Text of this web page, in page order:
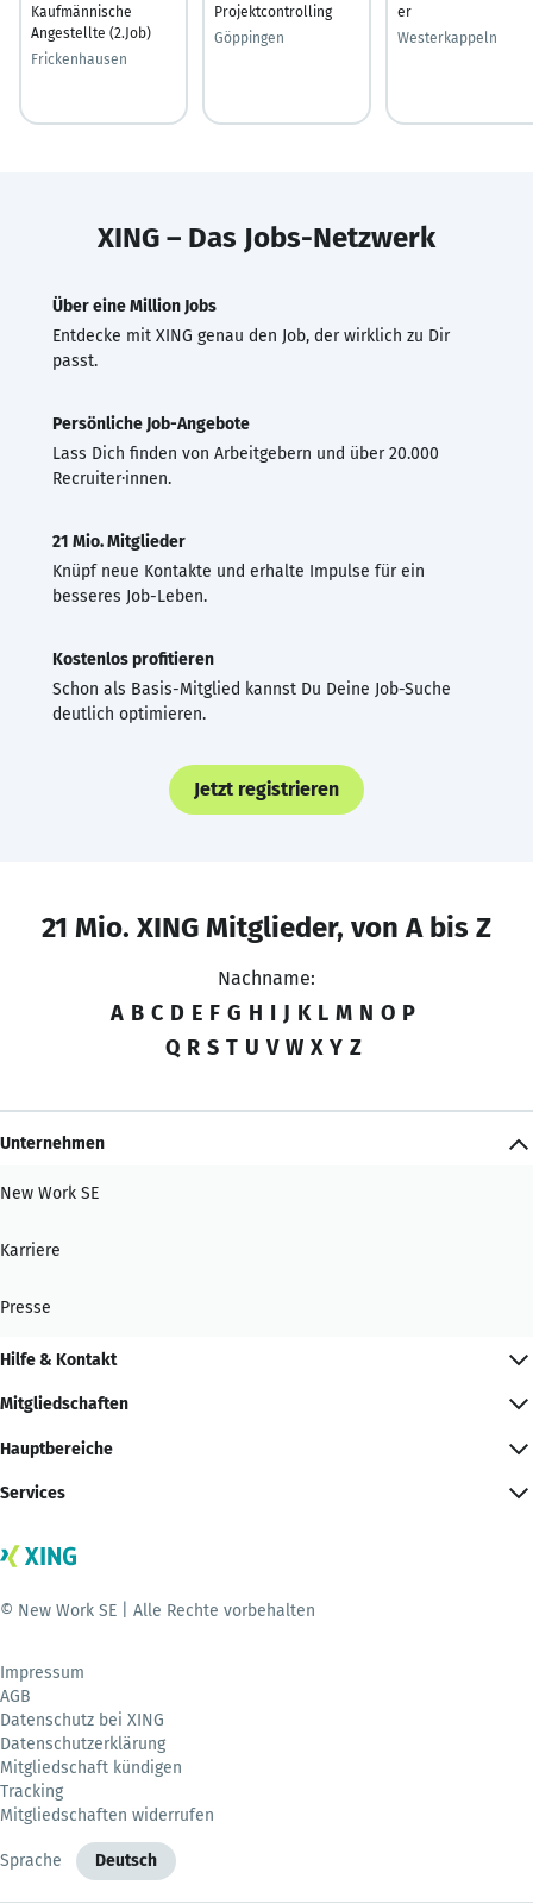
Kaufmännische
Angestellte (2.Job)
Frickenhausen
Projektcontrolling
Göppingen
er
Westerkappeln
XING – Das Jobs-Netzwerk
Über eine Million Jobs
Entdecke mit XING genau den Job, der wirklich zu Dir
passt.
Persönliche Job-Angebote
Lass Dich finden von Arbeitgebern und über 20.000
Recruiter·innen.
21 Mio. Mitglieder
Knüpf neue Kontakte und erhalte Impulse für ein
besseres Job-Leben.
Kostenlos profitieren
Schon als Basis-Mitglied kannst Du Deine Job-Suche
deutlich optimieren.
Jetzt registrieren
21 Mio. XING Mitglieder, von A bis Z
Nachname:
A B C D E F G H I J K L M N O P
Q R S T U V W X Y Z
Unternehmen
New Work SE
Karriere
Presse
Hilfe & Kontakt
Mitgliedschaften
Hauptbereiche
Services
© New Work SE | Alle Rechte vorbehalten
Impressum
AGB
Datenschutz bei XING
Datenschutzerklärung
Mitgliedschaft kündigen
Tracking
Mitgliedschaften widerrufen
Sprache Deutsch